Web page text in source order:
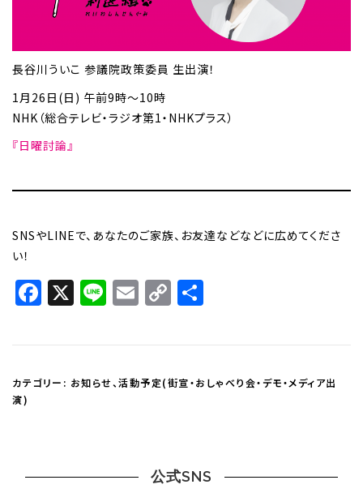
長谷川ういこ 参議院政策委員 生出演！
1月26日(日) 午前9時～10時
NHK（総合テレビ・ラジオ第1・NHKプラス）
『日曜討論』
SNSやLINEで、あなたのご家族、お友達などなどに広めてくださ
い！
Facebook
X LineEmail
Copy
カテゴリー: お知らせ、活動予定(街宣・おしゃべり会・デモ・メディア出
演)
公式SNS